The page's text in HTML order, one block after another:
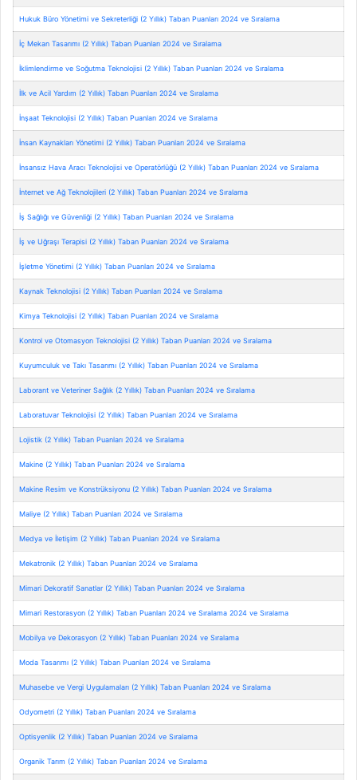
Hukuk Büro Yönetimi ve Sekreterliği (2 Yıllık) Taban Puanları 2024 ve Sıralama
İç Mekan Tasarımı (2 Yıllık) Taban Puanları 2024 ve Sıralama
İklimlendirme ve Soğutma Teknolojisi (2 Yıllık) Taban Puanları 2024 ve Sıralama
İlk ve Acil Yardım (2 Yıllık) Taban Puanları 2024 ve Sıralama
İnşaat Teknolojisi (2 Yıllık) Taban Puanları 2024 ve Sıralama
İnsan Kaynakları Yönetimi (2 Yıllık) Taban Puanları 2024 ve Sıralama
İnsansız Hava Aracı Teknolojisi ve Operatörlüğü (2 Yıllık) Taban Puanları 2024 ve Sıralama
İnternet ve Ağ Teknolojileri (2 Yıllık) Taban Puanları 2024 ve Sıralama
İş Sağlığı ve Güvenliği (2 Yıllık) Taban Puanları 2024 ve Sıralama
İş ve Uğraşı Terapisi (2 Yıllık) Taban Puanları 2024 ve Sıralama
İşletme Yönetimi (2 Yıllık) Taban Puanları 2024 ve Sıralama
Kaynak Teknolojisi (2 Yıllık) Taban Puanları 2024 ve Sıralama
Kimya Teknolojisi (2 Yıllık) Taban Puanları 2024 ve Sıralama
Kontrol ve Otomasyon Teknolojisi (2 Yıllık) Taban Puanları 2024 ve Sıralama
Kuyumculuk ve Takı Tasarımı (2 Yıllık) Taban Puanları 2024 ve Sıralama
Laborant ve Veteriner Sağlık (2 Yıllık) Taban Puanları 2024 ve Sıralama
Laboratuvar Teknolojisi (2 Yıllık) Taban Puanları 2024 ve Sıralama
Lojistik (2 Yıllık) Taban Puanları 2024 ve Sıralama
Makine (2 Yıllık) Taban Puanları 2024 ve Sıralama
Makine Resim ve Konstrüksiyonu (2 Yıllık) Taban Puanları 2024 ve Sıralama
Maliye (2 Yıllık) Taban Puanları 2024 ve Sıralama
Medya ve İletişim (2 Yıllık) Taban Puanları 2024 ve Sıralama
Mekatronik (2 Yıllık) Taban Puanları 2024 ve Sıralama
Mimari Dekoratif Sanatlar (2 Yıllık) Taban Puanları 2024 ve Sıralama
Mimari Restorasyon (2 Yıllık) Taban Puanları 2024 ve Sıralama 2024 ve Sıralama
Mobilya ve Dekorasyon (2 Yıllık) Taban Puanları 2024 ve Sıralama
Moda Tasarımı (2 Yıllık) Taban Puanları 2024 ve Sıralama
Muhasebe ve Vergi Uygulamaları (2 Yıllık) Taban Puanları 2024 ve Sıralama
Odyometri (2 Yıllık) Taban Puanları 2024 ve Sıralama
Optisyenlik (2 Yıllık) Taban Puanları 2024 ve Sıralama
Organik Tarım (2 Yıllık) Taban Puanları 2024 ve Sıralama